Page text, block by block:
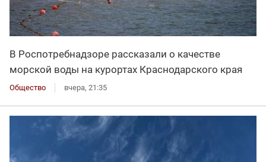
В Роспотребнадзоре рассказали о качестве
морской воды на курортах Краснодарского края
Общество вчера, 21:35